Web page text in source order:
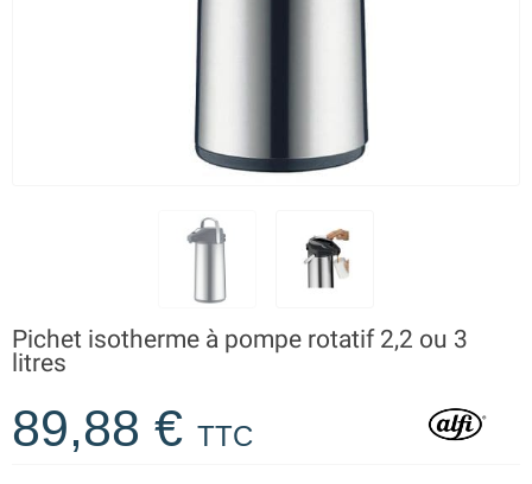
Pichet isotherme à pompe rotatif 2,2 ou 3
litres
89,88 € TTC